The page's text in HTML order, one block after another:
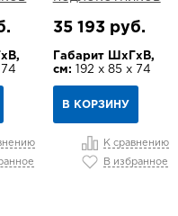
74
35 193 руб.
Габарит ШхГхВ,
см: 192 х 85 х 74
В КОРЗИНУ
К сравнению
В избранное